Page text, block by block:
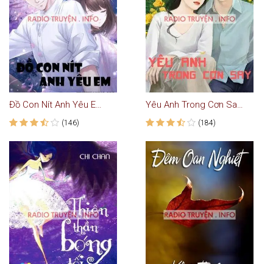
Đồ Con Nít Anh Yêu Em - Truyện Teen
(146)
Yêu Anh Trong Cơn Say - Truyện Ngôn Tình
(184)